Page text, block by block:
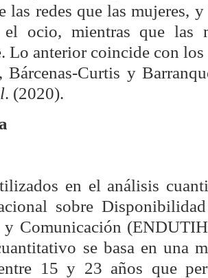
las redes que las mujeres,
ocio, mientras que las
Lo anterior coincide con
Bárcenas-Curtis y
. (2020).
en el análisis
sobre
y Comunicación
se basa en una
15 y 23 años que